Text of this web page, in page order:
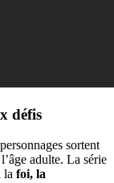
défis
sortent
adulte. La série
la foi, la